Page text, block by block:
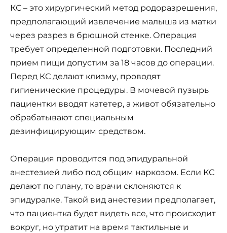
КС – это хирургический метод родоразрешения,
предполагающий извлечение малыша из матки
через разрез в брюшной стенке. Операция
требует определенной подготовки. Последний
прием пищи допустим за 18 часов до операции.
Перед КС делают клизму, проводят
гигиенические процедуры. В мочевой пузырь
пациентки вводят катетер, а живот обязательно
обрабатывают специальным
дезинфицирующим средством.
Операция проводится под эпидуральной
анестезией либо под общим наркозом. Если КС
делают по плану, то врачи склоняются к
эпидуралке. Такой вид анестезии предполагает,
что пациентка будет видеть все, что происходит
вокруг, но утратит на время тактильные и